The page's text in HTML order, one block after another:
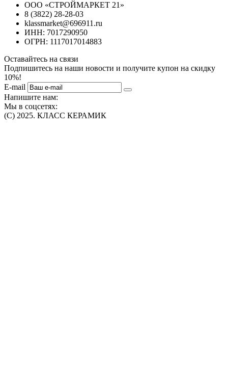
ООО «СТРОЙМАРКЕТ 21»
8 (3822) 28-28-03
klassmarket@696911.ru
ИНН: 7017290950
ОГРН: 1117017014883
Оставайтесь на связи
Подпишитесь на наши новости и получите купон на скидку
10%!
E-mail
Напишите нам:
Мы в соцсетях:
(C) 2025. КЛАСС КЕРАМИК